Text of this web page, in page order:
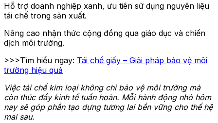
Hỗ trợ doanh nghiệp xanh, ưu tiên sử dụng nguyên liệu
tái chế trong sản xuất.
Nâng cao nhận thức cộng đồng qua giáo dục và chiến
dịch môi trường.
>>>Tìm hiểu ngay: Tái chế giấy – Giải pháp bảo vệ môi
trường hiệu quả
Việc tái chế kim loại không chỉ bảo vệ môi trường mà
còn thúc đẩy kinh tế tuần hoàn. Mỗi hành động nhỏ hôm
nay sẽ góp phần tạo dựng tương lai bền vững cho thế hệ
mai sau.